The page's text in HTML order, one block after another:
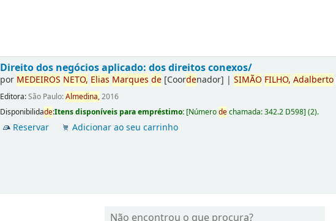
Direito dos negócios aplicado: dos direitos conexos/
por MEDEIROS NETO, Elias Marques de [Coordenador] |SIMÃO FILHO, Adalberto
Editora:São Paulo:Almedina,2016
Disponibilidade:Itens disponíveis para empréstimo: [Númerodechamada:342.2 D598](2).
Reservar Adicionar ao seu carrinho